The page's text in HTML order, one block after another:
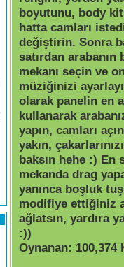
boyutunu, body
hatta camları
değiştirin. Sonra
satırdan arabanın
mekanı seçin ve
müziğinizi
olarak panelin en
kullanarak
yapın, camları
yakın,
baksın hehe :) En
mekanda drag
yanınca boşluk
modifiye ettiğiniz
ağlatsın, yardıra
:))
Oynanan: 100,374